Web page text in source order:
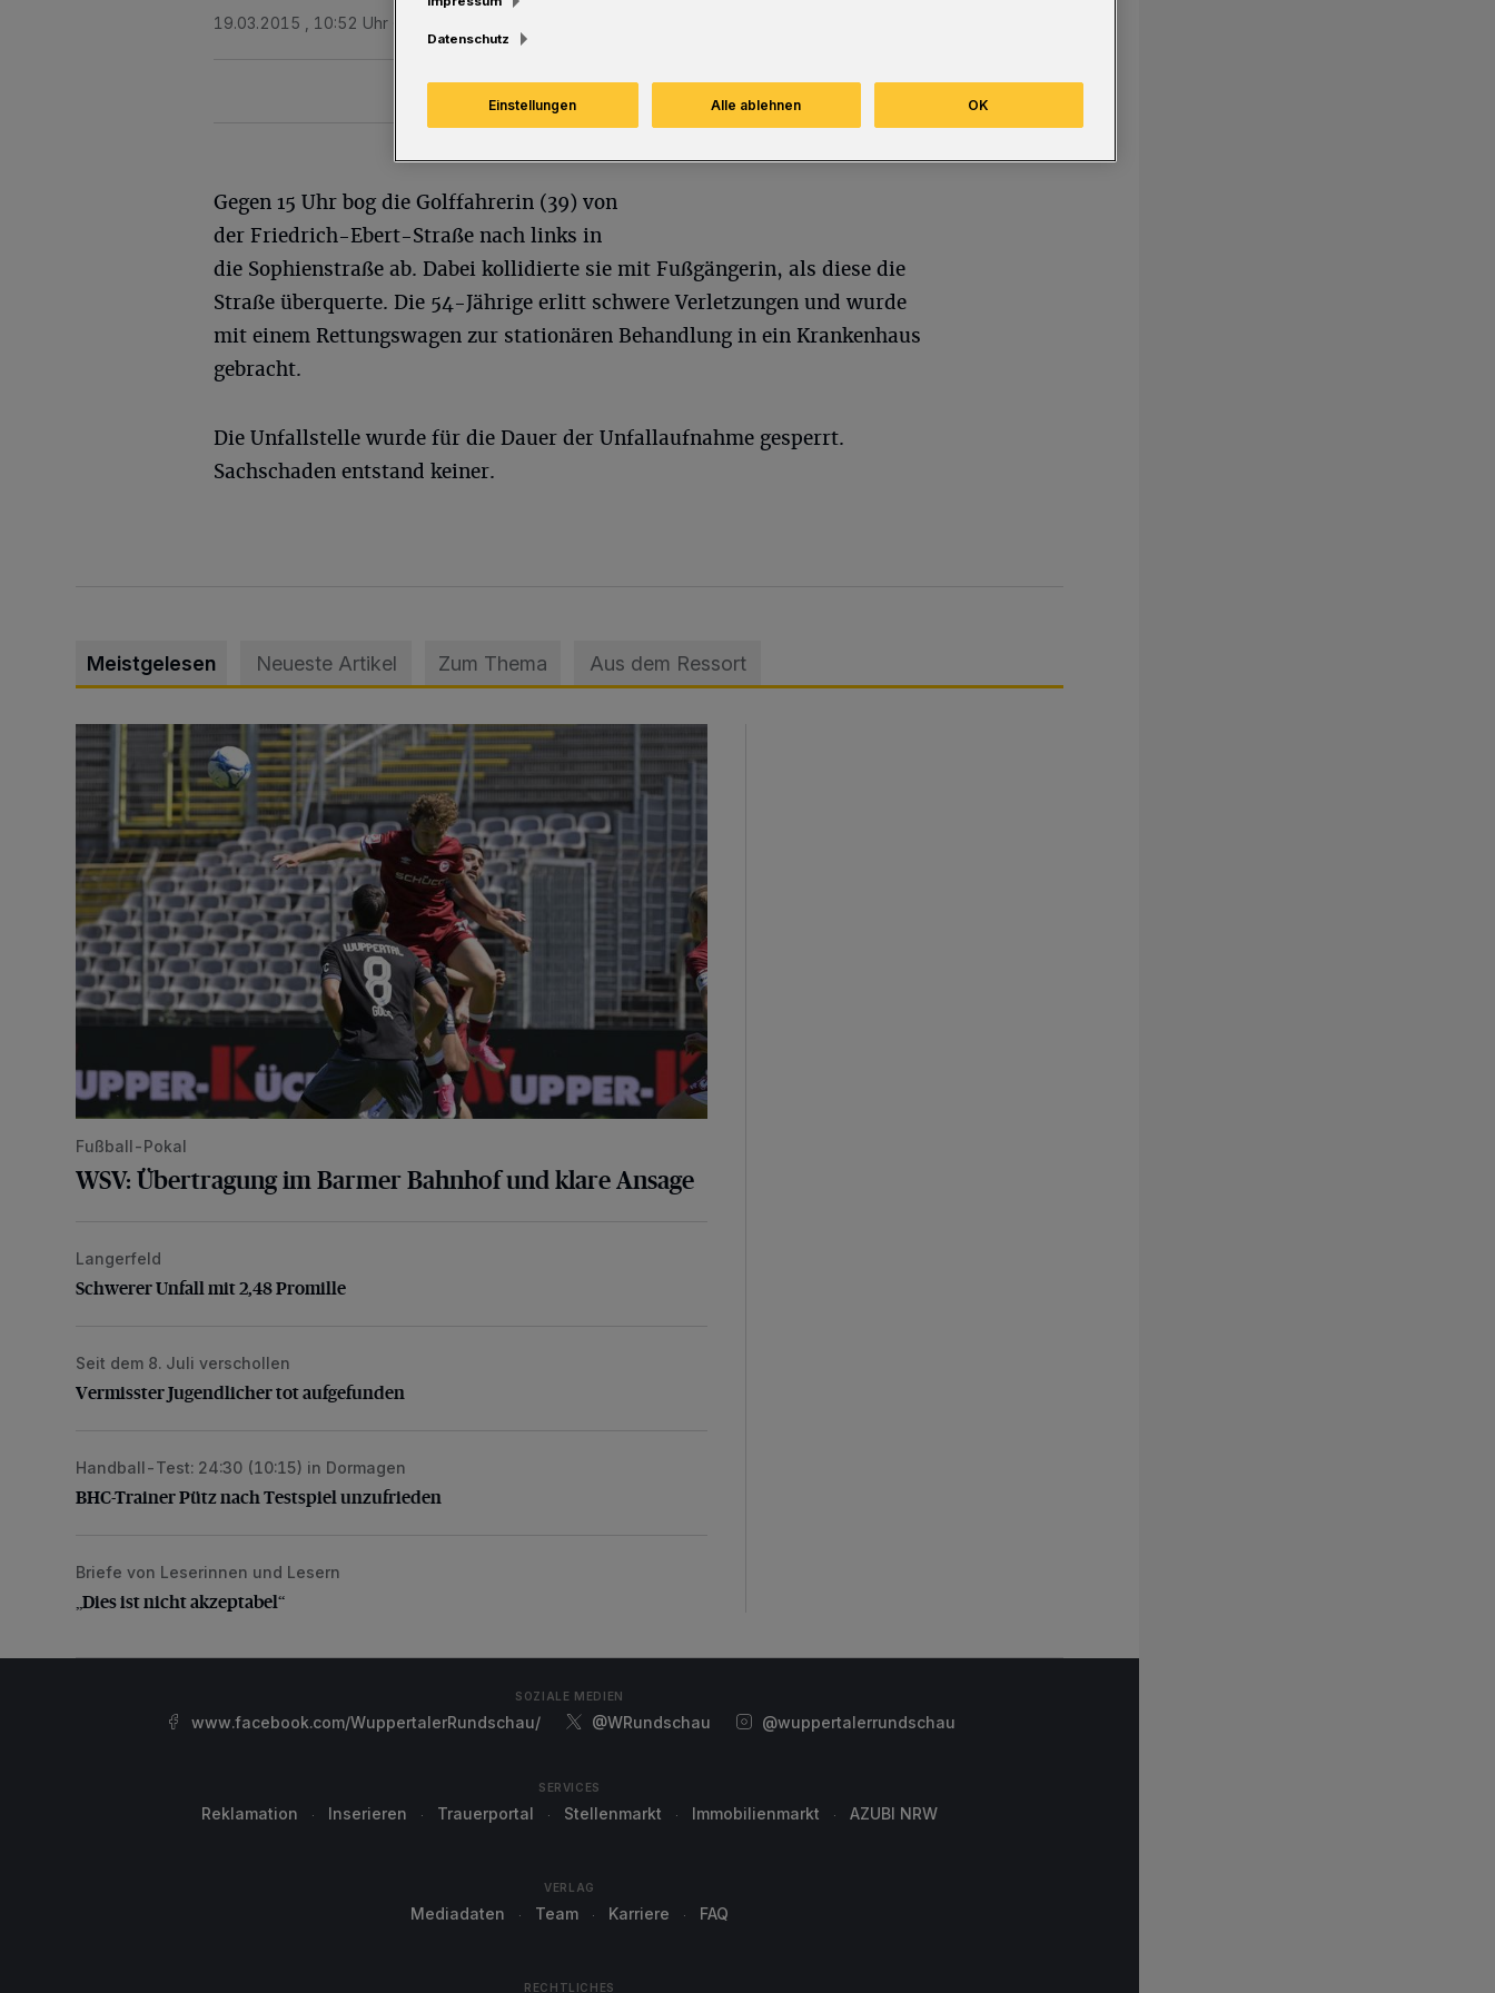
19.03.2015 , 10:52 Uhr
Gegen 15 Uhr bog die Golffahrerin (39) von
der Friedrich-Ebert-Straße nach links in
die Sophienstraße ab. Dabei kollidierte sie mit Fußgängerin, als diese die
Straße überquerte. Die 54-Jährige erlitt schwere Verletzungen und wurde
mit einem Rettungswagen zur stationären Behandlung in ein Krankenhaus
gebracht.
Die Unfallstelle wurde für die Dauer der Unfallaufnahme gesperrt.
Sachschaden entstand keiner.
Meistgelesen Neueste Artikel Zum Thema Aus dem Ressort
WSV: Übertragung im Barmer Bahnhof und klare Ansage
Fußball-Pokal
WSV: Übertragung im Barmer Bahnhof und klare Ansage
Schwerer Unfall mit 2,48 Promille
Langerfeld
Schwerer Unfall mit 2,48 Promille
Vermisster Jugendlicher tot aufgefunden
Seit dem 8. Juli verschollen
Vermisster Jugendlicher tot aufgefunden
BHC-Trainer Pütz nach Testspiel unzufrieden
Handball-Test: 24:30 (10:15) in Dormagen
BHC-Trainer Pütz nach Testspiel unzufrieden
„Dies ist nicht akzeptabel“
Briefe von Leserinnen und Lesern
„Dies ist nicht akzeptabel“
SOZIALE MEDIEN
www.facebook.com/WuppertalerRundschau/ @WRundschau @wuppertalerrundschau
SERVICES
Reklamation Inserieren Trauerportal Stellenmarkt Immobilienmarkt AZUBI NRW
VERLAG
Mediadaten Team Karriere FAQ
RECHTLICHES
Datenschutz
Einstellungen Alle ablehnen OK